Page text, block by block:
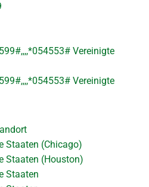
Vereinigte
Vereinigte
Staaten (Chicago)
Staaten (Houston)
Staaten